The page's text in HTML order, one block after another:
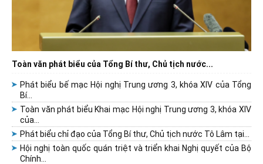
Toàn văn phát biểu của Tổng Bí thư, Chủ tịch nước...
Phát biểu bế mạc Hội nghị Trung ương 3, khóa XIV của Tổng
Bí...
Toàn văn phát biểu Khai mạc Hội nghị Trung ương 3, khóa XIV
của...
Phát biểu chỉ đạo của Tổng Bí thư, Chủ tịch nước Tô Lâm tại...
Hội nghị toàn quốc quán triệt và triển khai Nghị quyết của Bộ
Chính...